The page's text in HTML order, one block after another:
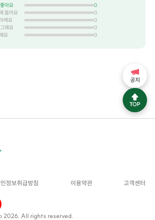
아요
0
들어요
0
에요
0
래요
0
요
0
정보취급방침 이용약관 고객센터
All rights reserved.
공지